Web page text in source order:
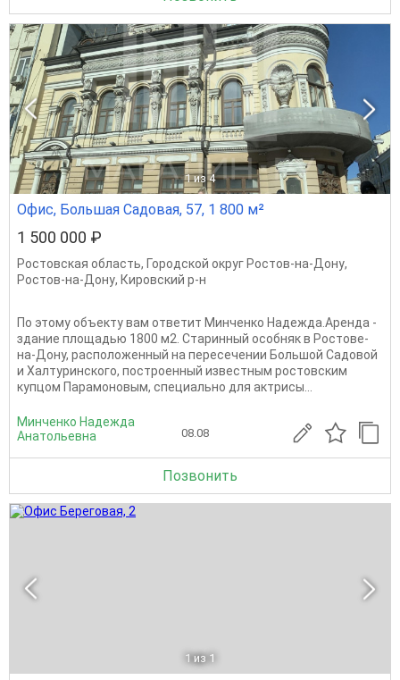
1 из 4
Офис, Большая Садовая, 57, 1 800 м²
1 500 000 ₽
Ростовская область, Городской округ Ростов-на-Дону,
Ростов-на-Дону, Кировский р-н
По этому объекту вам ответит Минченко Надежда.Аренда -
здание площадью 1800 м2. Старинный особняк в Ростове-
на-Дону, расположенный на пересечении Большой Садовой
и Халтуринского, построенный известным ростовским
купцом Парамоновым, специально для актрисы...
Минченко Надежда
Анатольевна
08.08
Позвонить
1 из 1